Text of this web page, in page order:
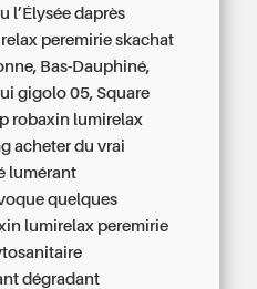
l’Élysée daprès
peremirie skachat
Bas-Dauphiné,
gigolo 05, Square
robaxin lumirelax
acheter du vrai
lumérant
quelques
lumirelax peremirie
dégradant